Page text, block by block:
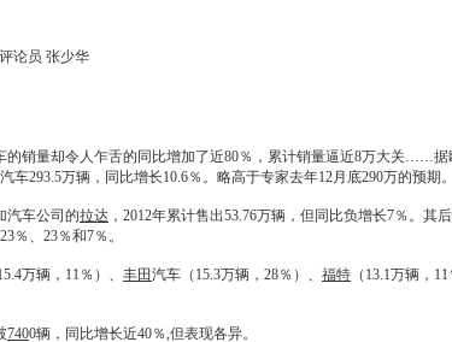
论员 张少华
销量却令人乍舌的同比增加了近80％，累计销量逼近8万大关……据
293.5万辆，同比增长10.6％。略高于专家去年12月底290万的预期。
车公司的拉达 ，2012年累计售出53.76万辆，但同比负增长7％。其
％、23％和7％。
15.4万辆，11％）、 丰田汽车（15.3万辆，28％）、 福特 （13.1万辆，
7400辆，同比增长近40％,但表现各异。